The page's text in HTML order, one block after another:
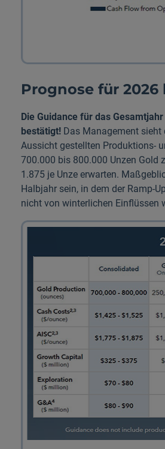
Prognose für
Die Guidance für das
bestätigt! Das Management
Aussicht gestellten Produktions-
700.000 bis 800.000 Unzen Gold
1.875 je Unze erwarten.
Halbjahr sein, in dem der Ramp-
nicht von winterlichen Einflüssen